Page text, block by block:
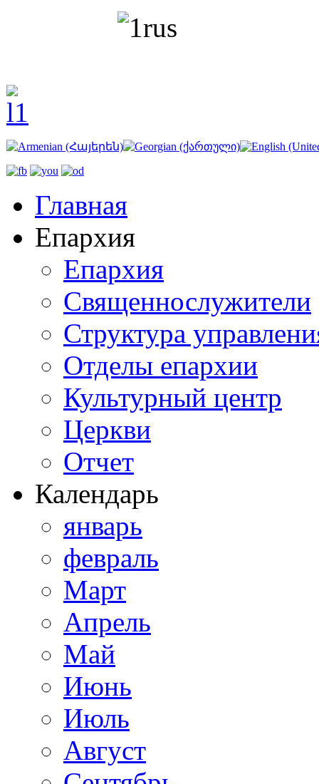
Главная
Епархия
Епархия
Священнослужители
Структура
Отделы епархии
Культурный центр
Церкви
Отчет
Календарь
январь
февраль
Март
Апрель
Май
Июнь
Июль
Август